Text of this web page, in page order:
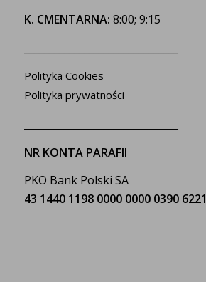
K. CMENTARNA: 8:00; 9:15
Polityka Cookies
Polityka prywatności
NR KONTA PARAFII
PKO Bank Polski SA
43 1440 1198 0000 0000 0390 6221